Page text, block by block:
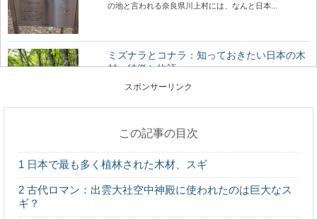
の地と言われる奈良県川上村には、なんと日本...
ミズナラとコナラ：知っておきたい日本の木
材～特徴と物語～
ーズ。 今回は、広葉樹の中でも身近に利用され...
最近話題の「森林認証」って何？その種類や
目的とは
東京オリンピックやエシカル消費のシーンで話題になっ
ている「森林認証」というキーワード。 聞いた...
スポンサーリンク
この記事の目次
1 日本で最も多く植林された木材、スギ
2 古代ロマン：出雲大社空中神殿に使われたのは巨大なス
ギ？